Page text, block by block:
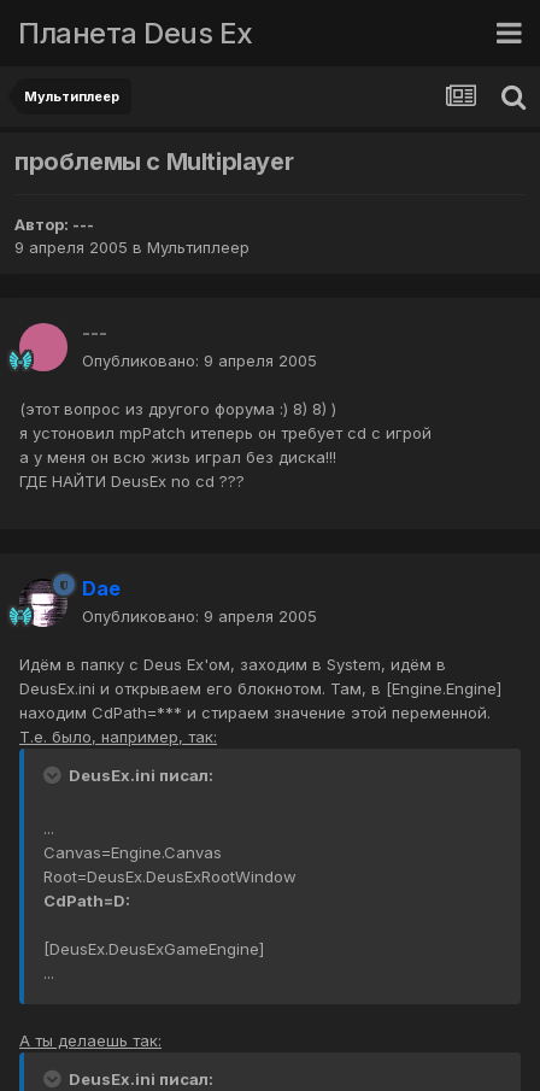
Планета Deus Ex
Мультиплеер
проблемы с Multiplayer
Автор: ---
9 апреля 2005 в Мультиплеер
---
Опубликовано: 9 апреля 2005
(этот вопрос из другого форума :) 8) 8) )
я устоновил mpPatch итеперь он требует cd с игрой
а у меня он всю жизь играл без диска!!!
ГДЕ НАЙТИ DeusEx no cd ???
Dae
Опубликовано: 9 апреля 2005
Идём в папку с Deus Ex'ом, заходим в System, идём в
DeusEx.ini и открываем его блокнотом. Там, в [Engine.Engine]
находим CdPath=*** и стираем значение этой переменной.
Т.е. было, например, так:
DeusEx.ini писал:
...
Canvas=Engine.Canvas
Root=DeusEx.DeusExRootWindow
CdPath=D:
[DeusEx.DeusExGameEngine]
...
А ты делаешь так:
DeusEx.ini писал: